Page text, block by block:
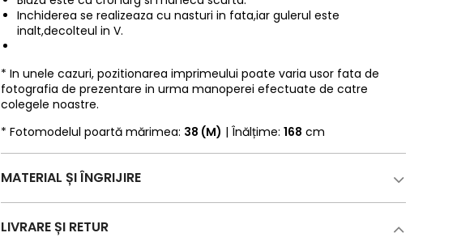
Inchiderea se realizeaza cu nasturi in fata,iar gulerul este
inalt,decolteul in V.
* In unele cazuri, pozitionarea imprimeului poate varia usor fata de
fotografia de prezentare in urma manoperei efectuate de catre
colegele noastre.
* Fotomodelul poartă mărimea: 38 (M) | Înălțime:168 cm
MATERIAL ȘI ÎNGRIJIRE
LIVRARE ȘI RETUR